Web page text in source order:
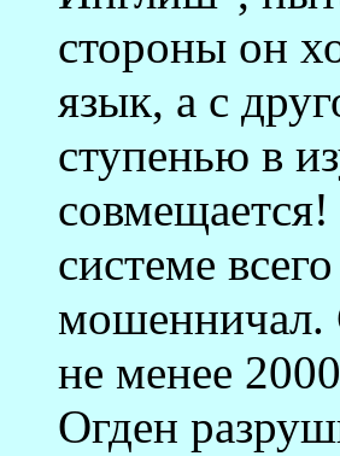
стороны он
язык, а с
ступенью в
системе
мошенничал.
не менее
Огден